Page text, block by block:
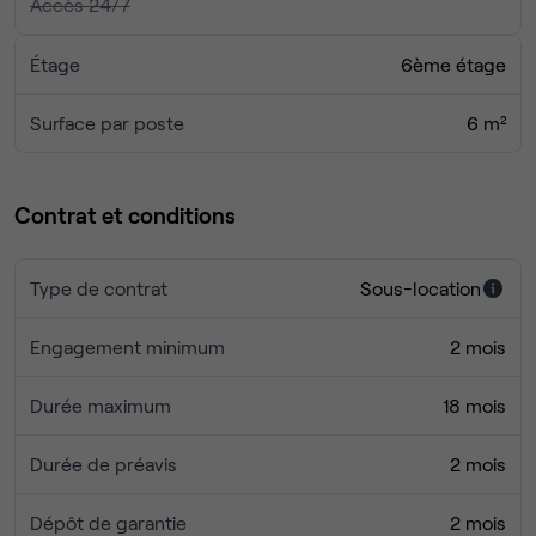
Accès 24/7
Étage 6ème étage
Surface par poste 6 m²
Contrat et conditions
Type de contrat Sous-location
Engagement minimum 2 mois
Durée maximum 18 mois
Durée de préavis 2 mois
Dépôt de garantie 2 mois